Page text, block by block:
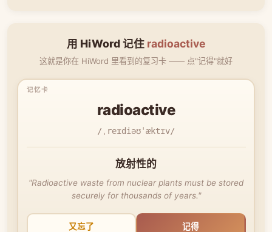
用 HiWord 记住 radioactive
这就是你在 HiWord 里看到的复习卡 —— 点"记得"就好
radioactive
/ˌreɪdiəʊˈæktɪv/
放射性的
"Radioactive waste from nuclear plants must be stored
securely for thousands of years."
又忘了 记得